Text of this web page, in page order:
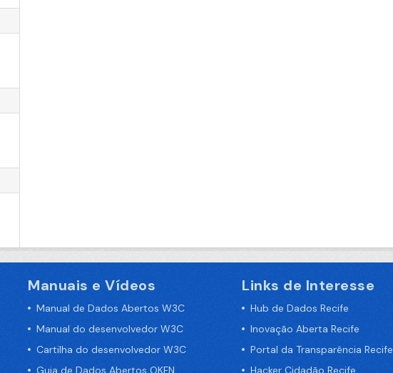
Manuais e Vídeos
Manual de Dados Abertos W3C
Manual do desenvolvedor W3C
Cartilha do desenvolvedor W3C
Guia de Dados Abertos OKFN
Links de Interesse
Hub de Dados Recife
Inovação Aberta Recife
Portal da Transparência Recife
Hacker Cidadão Recife